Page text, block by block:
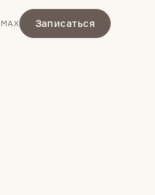
MAX Записаться